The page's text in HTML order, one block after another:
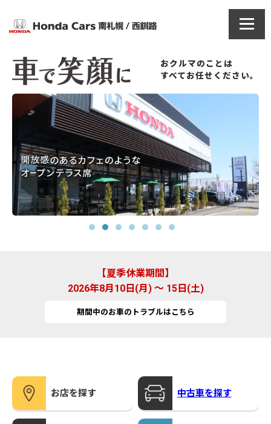
おクルマのことは
すべてお任せください。
夏季休業期間
2026年8月10日(月) ～ 15日(土)
期間中のお車のトラブルはこちら
お店を探す 中古車を探す